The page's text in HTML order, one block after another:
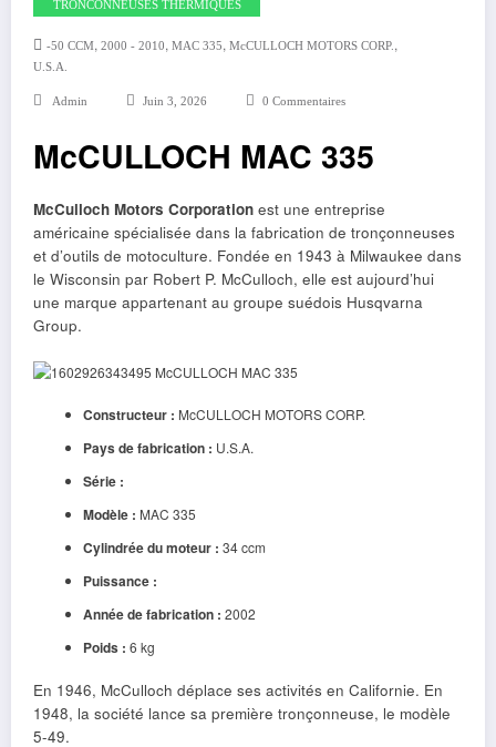
TRONCONNEUSES THERMIQUES
-50 CCM, 2000 - 2010, MAC 335, McCULLOCH MOTORS CORP. ,
U.S.A.
Admin Juin 3, 2026 0 Commentaires
McCULLOCH MAC 335
McCulloch Motors Corporation est une entreprise
américaine spécialisée dans la fabrication de tronçonneuses
et d’outils de motoculture. Fondée en 1943 à Milwaukee dans
le Wisconsin par Robert P. McCulloch, elle est aujourd’hui
une marque appartenant au groupe suédois Husqvarna
Group.
Constructeur : McCULLOCH MOTORS CORP.
Pays de fabrication : U.S.A.
Série :
Modèle : MAC 335
Cylindrée du moteur : 34 ccm
Puissance :
Année de fabrication : 2002
Poids : 6 kg
En 1946, McCulloch déplace ses activités en Californie. En
1948, la société lance sa première tronçonneuse, le modèle
5-49.